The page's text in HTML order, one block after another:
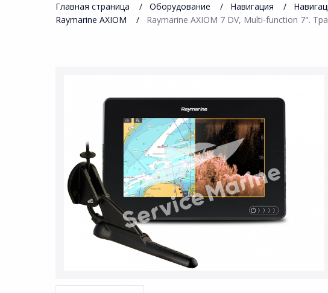
Главная страница Оборудование Навигация
Raymarine AXIOM
Raymarine AXIOM 7 DV, Multi-function 7".